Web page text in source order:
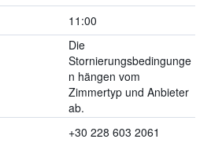
11:00
Die
Stornierungsbedingunge
n hängen vom
Zimmertyp und Anbieter
ab.
+30 228 603 2061